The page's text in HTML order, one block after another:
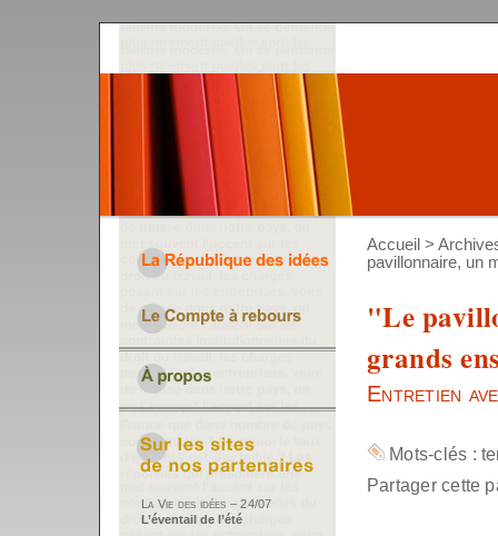
Accueil >
pavillonnaire, un
"Le
grands
Entretien
Mots-clés :
Partager cette
La Vie des idées – 24/07
L’éventail de l’été